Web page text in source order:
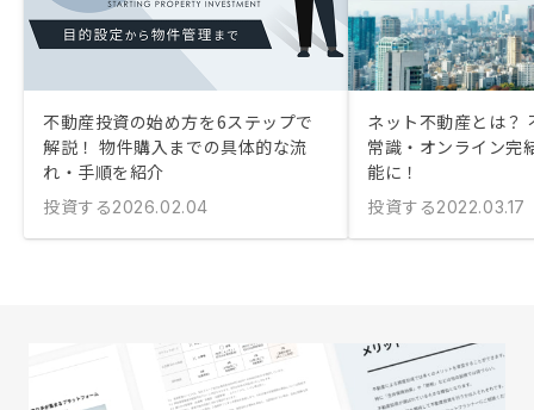
不動産投資の始め方を6ステップで
解説！ 物件購入までの具体的な流
れ・手順を紹介
投資する2026.02.04
ネット不動産とは？
常識・オンライン完
能に！
投資する2022.03.17